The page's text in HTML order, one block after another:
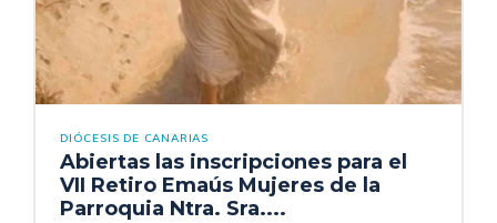
DIÓCESIS DE CANARIAS
Abiertas las inscripciones para el
VII Retiro Emaús Mujeres de la
Parroquia Ntra. Sra....